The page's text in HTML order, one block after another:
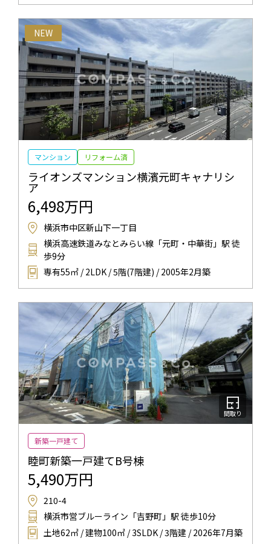
NEW
マンション リフォーム済
ライオンズマンション横濱元町キャナリシ
ア
6,498万円
横浜市中区新山下一丁目
横浜高速鉄道みなとみらい線「元町・中華街」駅 徒
歩9分
専有55㎡ / 2LDK / 5階(7階建) / 2005年2月築
間取り
新築一戸建て
睦町新築一戸建てB号棟
5,490万円
210-4
横浜市営ブルーライン「吉野町」駅 徒歩10分
土地62㎡ / 建物100㎡ / 3SLDK / 3階建 / 2026年7月築